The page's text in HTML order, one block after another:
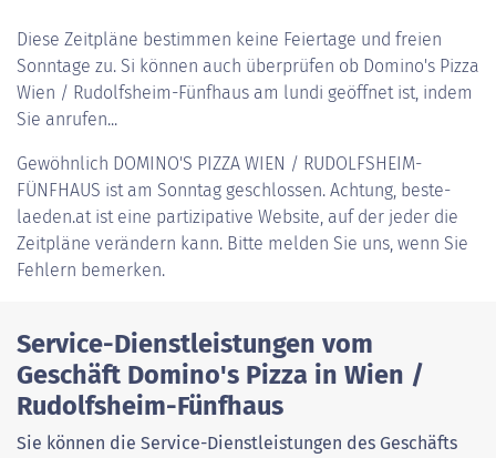
Diese Zeitpläne bestimmen keine Feiertage und freien
Sonntage zu. Si können auch überprüfen ob Domino's Pizza
Wien / Rudolfsheim-Fünfhaus am lundi geöffnet ist, indem
Sie anrufen...
Gewöhnlich DOMINO'S PIZZA WIEN / RUDOLFSHEIM-
FÜNFHAUS ist am Sonntag geschlossen. Achtung, beste-
laeden.at ist eine partizipative Website, auf der jeder die
Zeitpläne verändern kann. Bitte melden Sie uns, wenn Sie
Fehlern bemerken.
Service-Dienstleistungen vom
Geschäft Domino's Pizza in Wien /
Rudolfsheim-Fünfhaus
Sie können die Service-Dienstleistungen des Geschäfts